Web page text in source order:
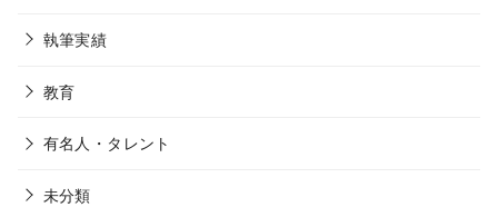
執筆実績
教育
有名人・タレント
未分類